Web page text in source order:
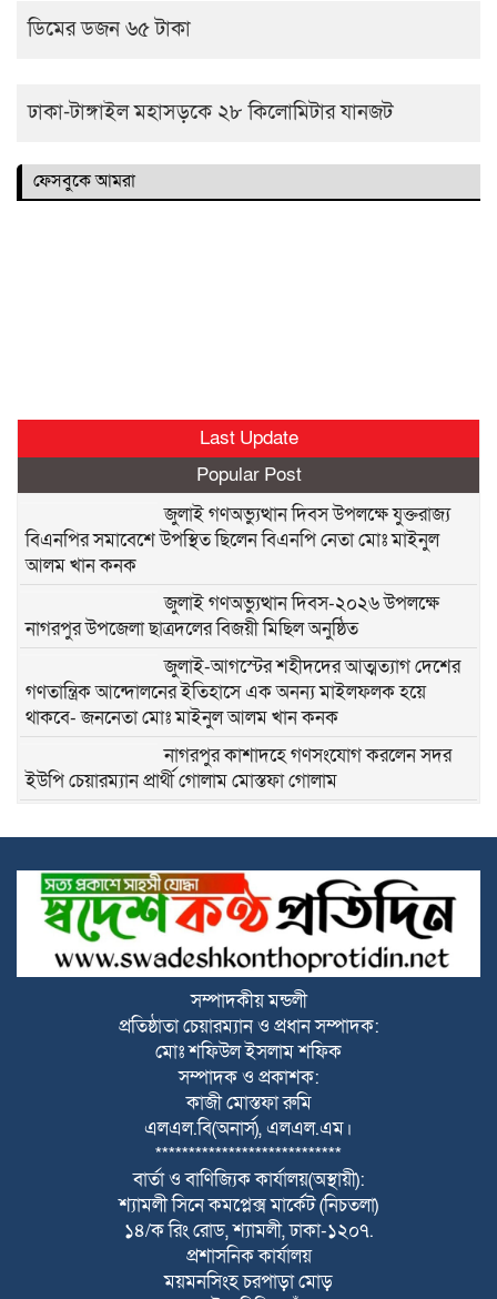
ডিমের ডজন ৬৫ টাকা
ঢাকা-টাঙ্গাইল মহাসড়কে ২৮ কিলোমিটার যানজট
ফেসবুকে আমরা
Last Update
Popular Post
জুলাই গণঅভ্যুত্থান দিবস উপলক্ষে যুক্তরাজ্য
বিএনপির সমাবেশে উপস্থিত ছিলেন বিএনপি নেতা মোঃ মাইনুল
আলম খান কনক
জুলাই গণঅভ্যুত্থান দিবস-২০২৬ উপলক্ষে
নাগরপুর উপজেলা ছাত্রদলের বিজয়ী মিছিল অনুষ্ঠিত
জুলাই-আগস্টের শহীদদের আত্মত্যাগ দেশের
গণতান্ত্রিক আন্দোলনের ইতিহাসে এক অনন্য মাইলফলক হয়ে
থাকবে- জননেতা মোঃ মাইনুল আলম খান কনক
নাগরপুর কাশাদহে গণসংযোগ করলেন সদর
ইউপি চেয়ারম্যান প্রার্থী গোলাম মোস্তফা গোলাম
ইউপি চেয়ারম্যান প্রার্থী গোলাম মোস্তফা গোলাম
নাগরপুরে স্বল্পমূল্যে খাদ্য শস্য বিতরণ কেন্দ্র
হতে খাদ্য বান্ধব কর্মসূচির শুভ উদ্বোধন করলেন
সংসদ সদস্য মোঃ রবিউল আওয়াল লাভলু
নাগরপুরে উন্নত শিক্ষার পরিবেশ গড়তে চার
শিক্ষা প্রতিষ্ঠানে নতুন ভবনের শুভ উদ্বোধন
করলেন সংসদ সদস্য মোঃ রবিউল আওয়াল
লাভলু
নাগরপুরে সদ্য যোগদানকৃত উপজেলা নির্বাহী
অফিসার এর পরিচিতি ও মতবিনিময় অনুষ্ঠিত
চীফ হুইপ নুরুল ইসলাম মনি,এমপি এর সঙ্গে
বিএনপি নেতা মাইনুল আলম খান কনক এর
সৌজন্য সাক্ষাৎ
নাগরপুর দুয়াজানী উত্তর পাড়ায় গণসংযোগ ও
সম্পাদকীয় মন্ডলী
প্রতিষ্ঠাতা চেয়ারম্যান ও প্রধান সম্পাদক:
মোঃ শফিউল ইসলাম শফিক
সম্পাদক ও প্রকাশক:
কাজী মোস্তফা রুমি
এলএল.বি(অনার্স), এলএল.এম।
****************************
বার্তা ও বাণিজ্যিক কার্যালয়(অস্থায়ী):
শ্যামলী সিনে কমপ্লেক্স মার্কেট (নিচতলা)
১৪/ক রিং রোড, শ্যামলী, ঢাকা-১২০৭.
প্রশাসনিক কার্যালয়
ময়মনসিংহ চরপাড়া মোড়